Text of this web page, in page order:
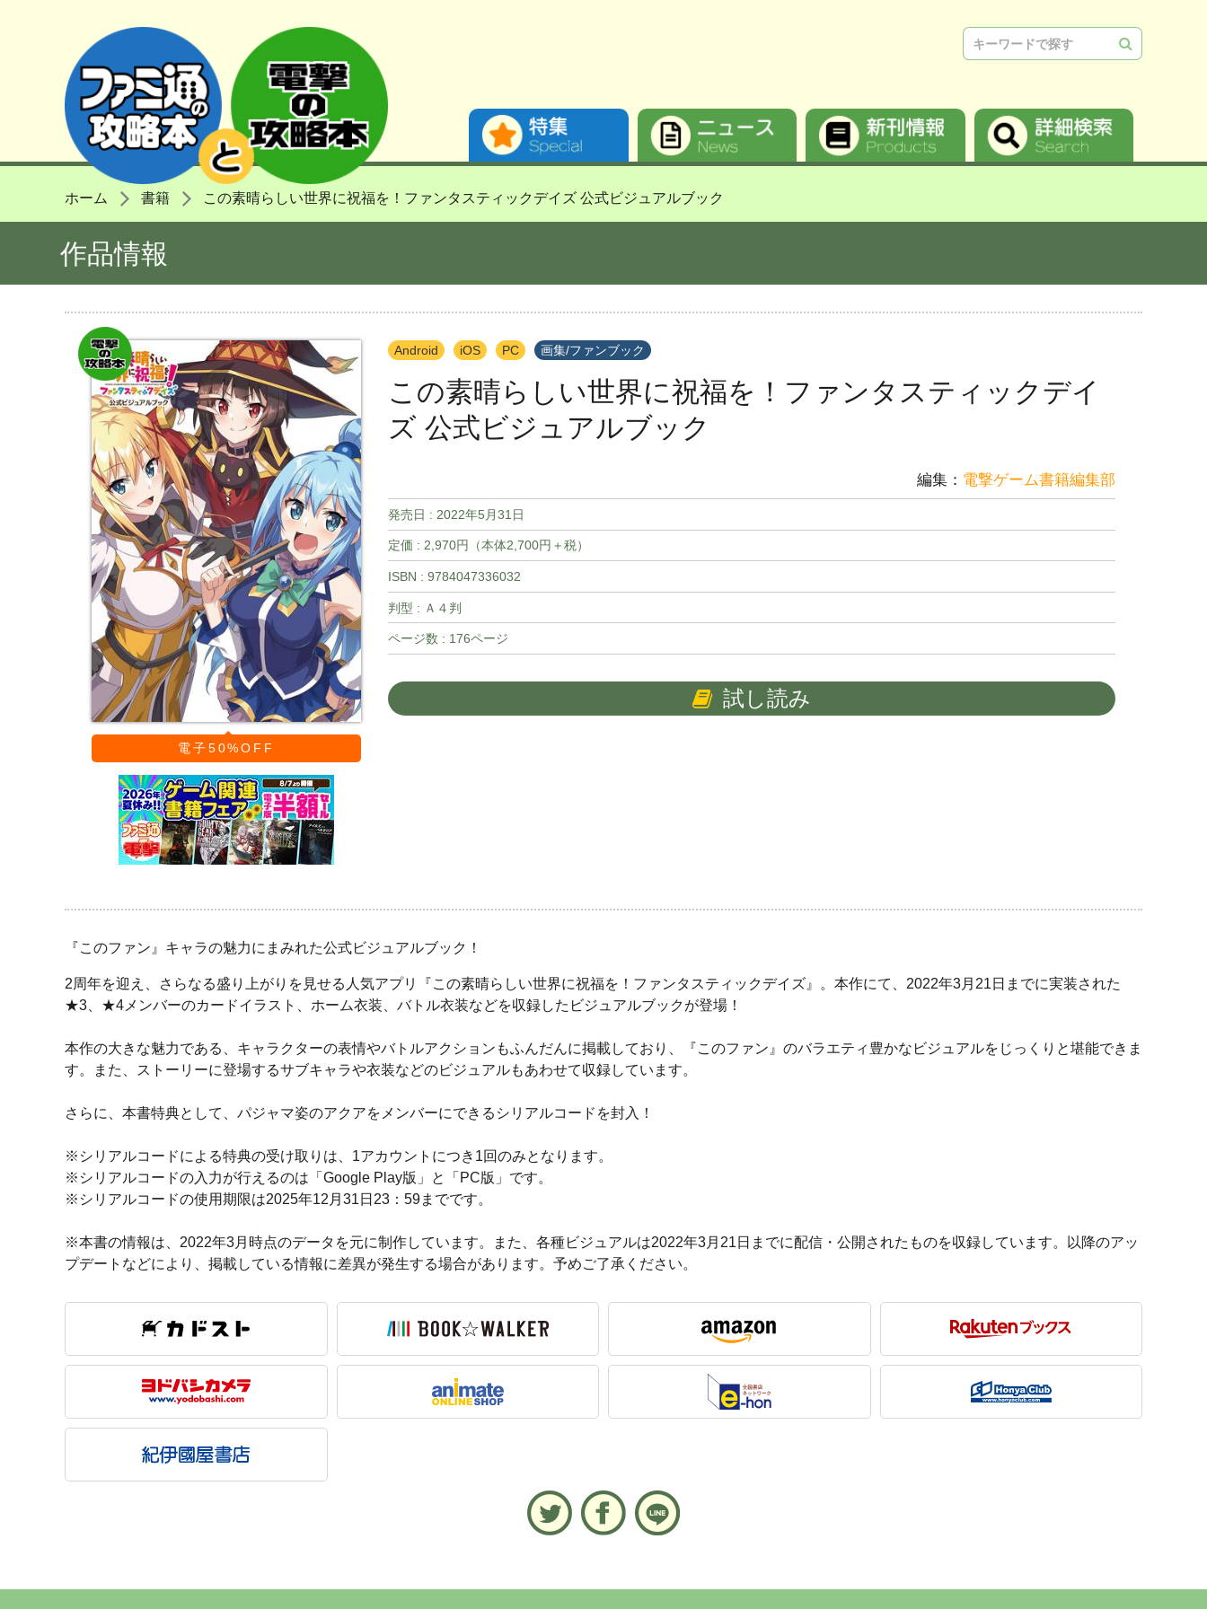
ホーム 書籍 この素晴らしい世界に祝福を！ファンタスティックデイズ 公式ビジュアルブック
作品情報
電子50%OFF
Android iOS PC 画集/ファンブック
この素晴らしい世界に祝福を！ファンタスティックデイ
ズ 公式ビジュアルブック
編集： 電撃ゲーム書籍編集部
発売日 : 2022年5月31日
定価 : 2,970円（本体2,700円＋税）
ISBN : 9784047336032
判型 : Ａ４判
ページ数 : 176ページ
試し読み
『このファン』キャラの魅力にまみれた公式ビジュアルブック！
2周年を迎え、さらなる盛り上がりを見せる人気アプリ『この素晴らしい世界に祝福を！ファンタスティックデイズ』。本作にて、2022年3月21日までに実装された
★3、★4メンバーのカードイラスト、ホーム衣装、バトル衣装などを収録したビジュアルブックが登場！
本作の大きな魅力である、キャラクターの表情やバトルアクションもふんだんに掲載しており、『このファン』のバラエティ豊かなビジュアルをじっくりと堪能できま
す。また、ストーリーに登場するサブキャラや衣装などのビジュアルもあわせて収録しています。
さらに、本書特典として、パジャマ姿のアクアをメンバーにできるシリアルコードを封入！
※シリアルコードによる特典の受け取りは、1アカウントにつき1回のみとなります。
※シリアルコードの入力が行えるのは「Google Play版」と「PC版」です。
※シリアルコードの使用期限は2025年12月31日23：59までです。
※本書の情報は、2022年3月時点のデータを元に制作しています。また、各種ビジュアルは2022年3月21日までに配信・公開されたものを収録しています。以降のアッ
プデートなどにより、掲載している情報に差異が発生する場合があります。予めご了承ください。